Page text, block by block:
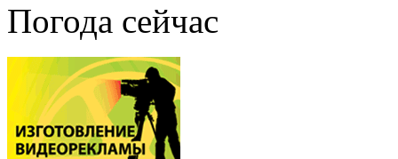
Погода сейчас